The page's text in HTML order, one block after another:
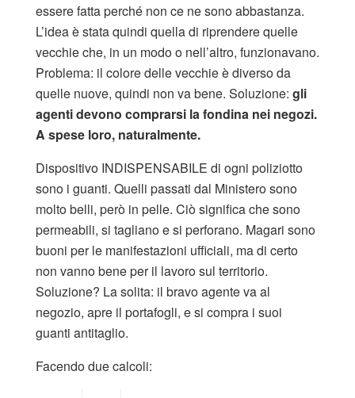
essere fatta perché non ce ne sono abbastanza.
L’idea è stata quindi quella di riprendere quelle
vecchie che, in un modo o nell’altro, funzionavano.
Problema: il colore delle vecchie è diverso da
quelle nuove, quindi non va bene. Soluzione: gli
agenti devono comprarsi la fondina nei negozi.
A spese loro, naturalmente.
Dispositivo INDISPENSABILE di ogni poliziotto
sono i guanti. Quelli passati dal Ministero sono
molto belli, però in pelle. Ciò significa che sono
permeabili, si tagliano e si perforano. Magari sono
buoni per le manifestazioni ufficiali, ma di certo
non vanno bene per il lavoro sul territorio.
Soluzione? La solita: il bravo agente va al
negozio, apre il portafogli, e si compra i suoi
guanti antitaglio.
Facendo due calcoli: